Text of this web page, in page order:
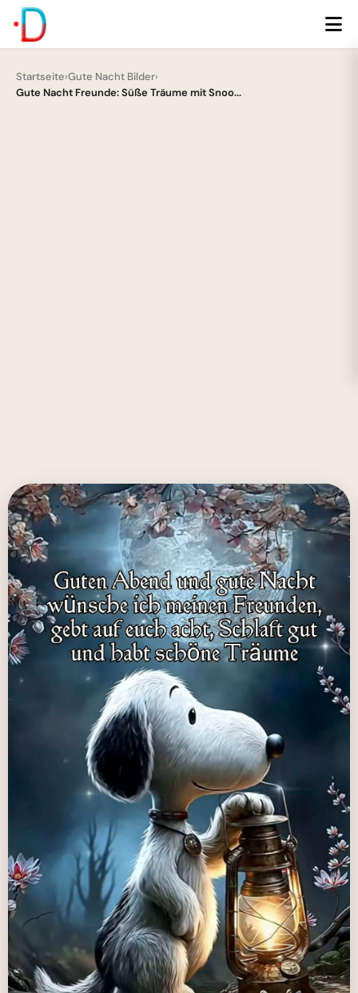
Startseite›Gute Nacht Bilder›
Gute Nacht Freunde: Süße Träume mit Snoo...